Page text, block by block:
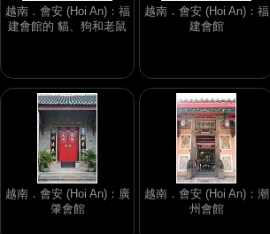
越南．會安 (Hoi An)：福
建會館的 貓、狗和老鼠
越南．會安 (Hoi An)：福
建會館
越南．會安 (Hoi An)：廣
肇會館
越南．會安 (Hoi An)：潮
州會館